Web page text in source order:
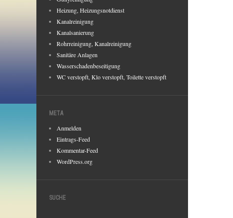
Heizung, Heizungsnotdienst
Kanalreinigung
Kanalsanierung
Rohrreinigung, Kanalreinigung
Sanitäre Anlagen
Wasserschadenbeseitigung
WC verstopft, Klo verstopft, Toilette verstopft
META
Anmelden
Eintrags-Feed
Kommentar-Feed
WordPress.org
SUCHE